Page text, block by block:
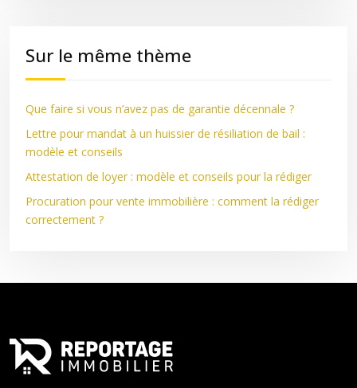
Sur le même thème
Que faire si vous n’avez pas de garantie décennale ?
Lettre pour mandat à un huissier de résiliation de bail :
modèle et conseils
Attestation de loyer : modèle et conseils pour la rédiger
Procuration pour vente immobilière : comment la rédiger
correctement ?